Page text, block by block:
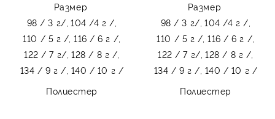
Размер
98 / 3 г/, 104 /4 г /,
110 / 5 г /, 116 / 6 г /,
122 / 7 г/, 128 / 8 г /,
134 / 9 г /, 140 / 10 г /
Полиестер
Размер
98 / 3 г/, 104 /4 г /,
110 / 5 г /, 116 / 6 г /,
122 / 7 г/, 128 / 8 г /,
134 / 9 г /, 140 / 10 г /
Полиестер